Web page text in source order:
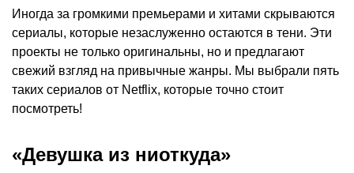
Иногда за громкими премьерами и хитами скрываются
сериалы, которые незаслуженно остаются в тени. Эти
проекты не только оригинальны, но и предлагают
свежий взгляд на привычные жанры. Мы выбрали пять
таких сериалов от Netflix, которые точно стоит
посмотреть!
«Девушка из ниоткуда»